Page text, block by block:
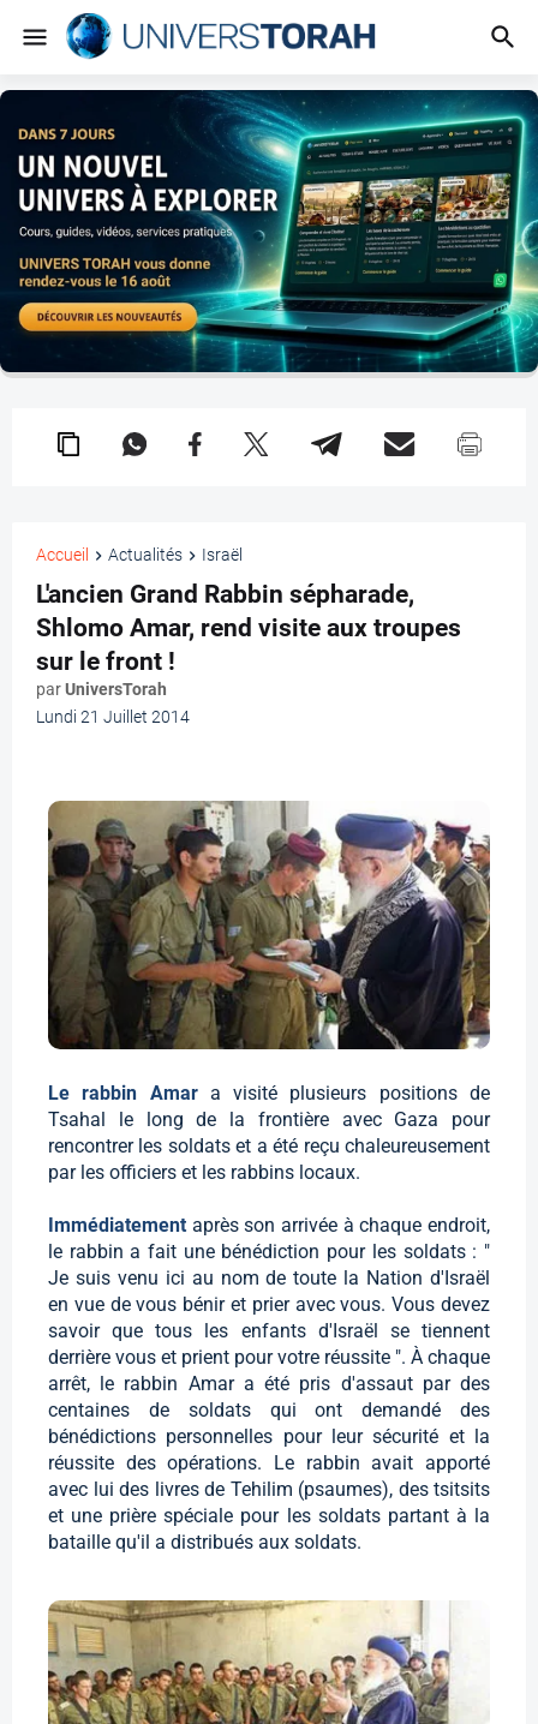
Accueil Actualités Israël
L'ancien Grand Rabbin sépharade,
Shlomo Amar, rend visite aux troupes
sur le front !
parUniversTorah
Lundi 21 Juillet 2014
Le rabbin Amar a visité plusieurs positions de
Tsahal le long de la frontière avec Gaza pour
rencontrer les soldats et a été reçu chaleureusement
par les officiers et les rabbins locaux.
Immédiatement après son arrivée à chaque endroit,
le rabbin a fait une bénédiction pour les soldats : "
Je suis venu ici au nom de toute la Nation d'Israël
en vue de vous bénir et prier avec vous. Vous devez
savoir que tous les enfants d'Israël se tiennent
derrière vous et prient pour votre réussite ". À chaque
arrêt, le rabbin Amar a été pris d'assaut par des
centaines de soldats qui ont demandé des
bénédictions personnelles pour leur sécurité et la
réussite des opérations. Le rabbin avait apporté
avec lui des livres de Tehilim (psaumes), des tsitsits
et une prière spéciale pour les soldats partant à la
bataille qu'il a distribués aux soldats.